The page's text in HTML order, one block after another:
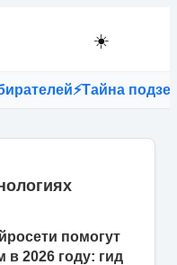
☀️
подземелий:
помогут
в 2026 году: гид